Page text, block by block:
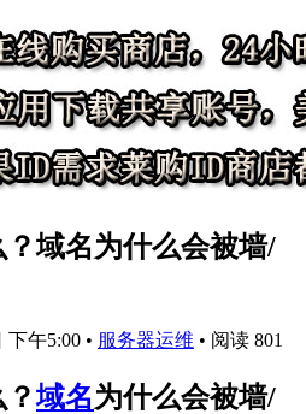
域名为什么会被墙/
下午5:00 • 服务器运维 • 阅读 801
？域名为什么会被墙/